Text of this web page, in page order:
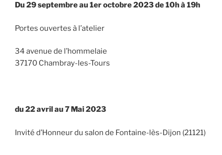
Du 29 septembre au 1er octobre 2023 de 10h à 19h
Portes ouvertes à l’atelier
34 avenue de l’hommelaie
37170 Chambray-les-Tours
du 22 avril au 7 Mai 2023
Invité d’Honneur du salon de Fontaine-lès-Dijon (21121)